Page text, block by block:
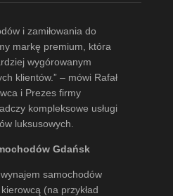
i zamiłowania do
markę premium, która
wygórowanym
klientów.” – mówi Rafał
i Prezes firmy
kompleksowe usługi
luksusowych.
Gdańsk
samochodów
(na przykład